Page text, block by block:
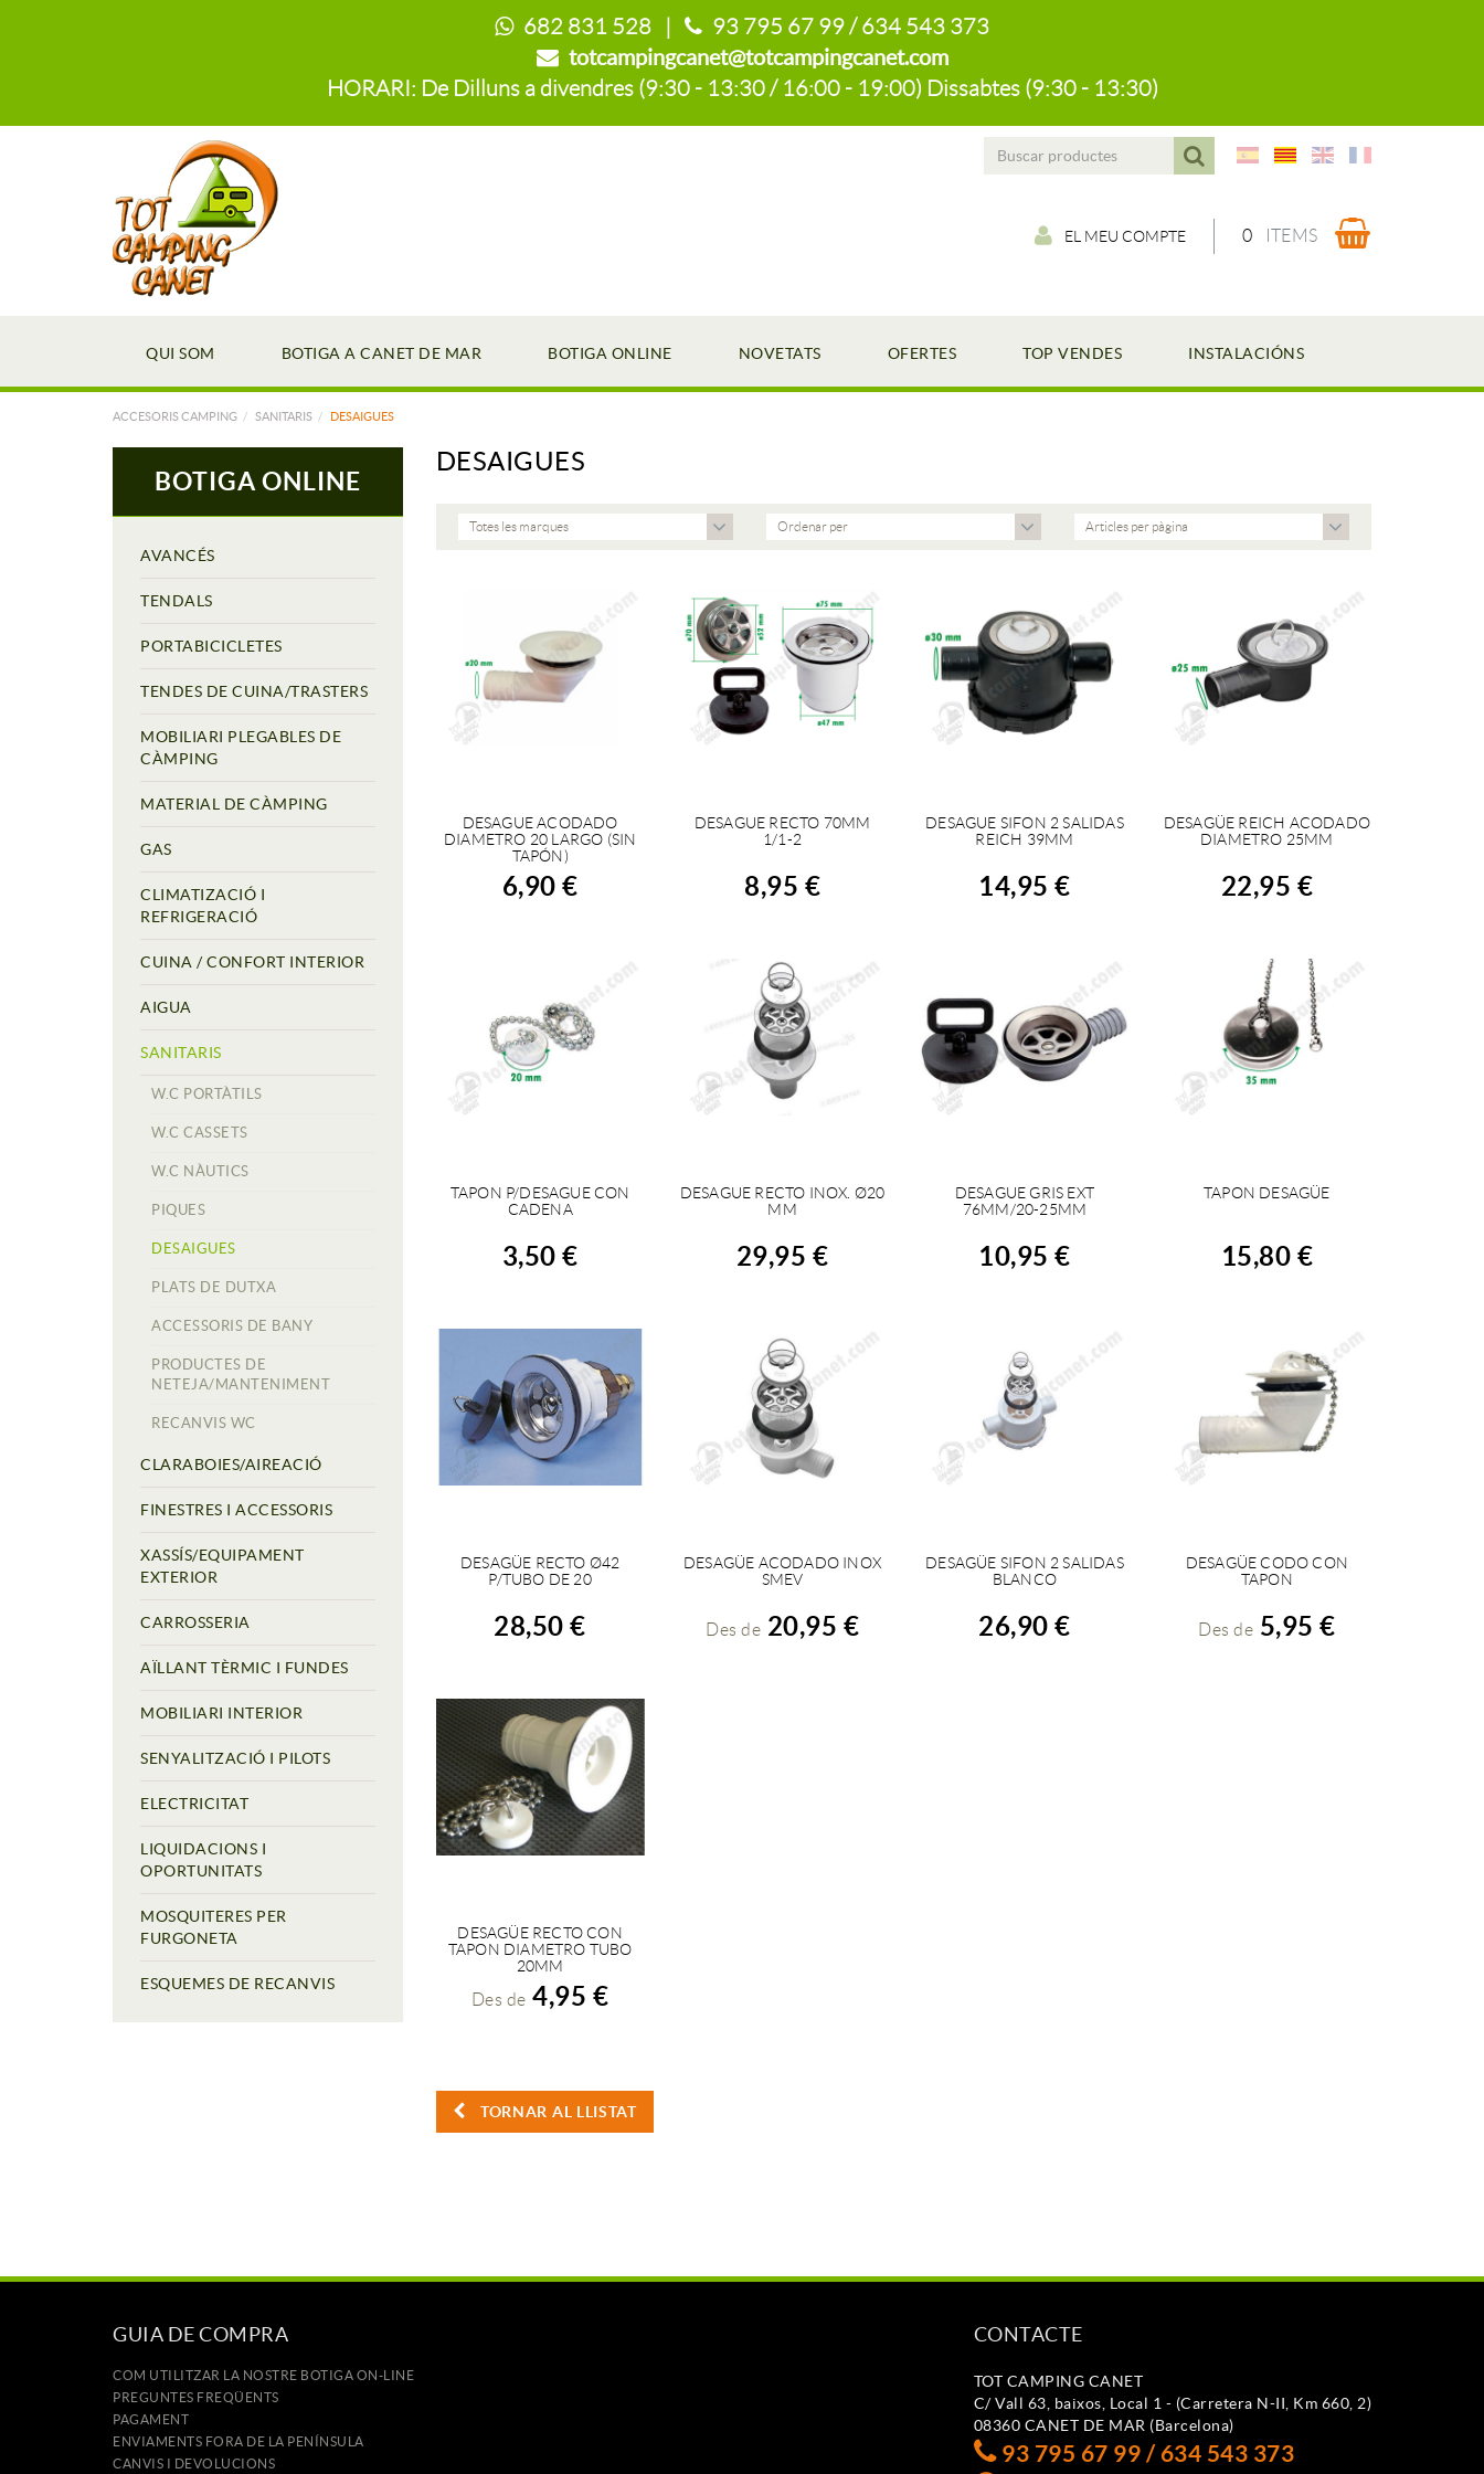
682 831 528 |
93 795 67 99 / 634 543 373
totcampingcanet@totcampingcanet.com
HORARI: De Dilluns a divendres (9:30 - 13:30 / 16:00 - 19:00) Dissabtes (9:30 - 13:30)
EL MEU COMPTE 0 ITEMS
QUI SOM BOTIGA A CANET DE MAR BOTIGA ONLINE NOVETATS OFERTES TOP VENDES INSTALACIÓNS
ACCESORIS CAMPING SANITARIS DESAIGUES
BOTIGA ONLINE
AVANCÉS
TENDALS
PORTABICICLETES
TENDES DE CUINA/TRASTERS
MOBILIARI PLEGABLES DE
CÀMPING
MATERIAL DE CÀMPING
GAS
CLIMATIZACIÓ I
REFRIGERACIÓ
CUINA / CONFORT INTERIOR
AIGUA
SANITARIS
W.C PORTÀTILS
W.C CASSETS
W.C NÀUTICS
PIQUES
DESAIGUES
PLATS DE DUTXA
ACCESSORIS DE BANY
PRODUCTES DE
NETEJA/MANTENIMENT
RECANVIS WC
CLARABOIES/AIREACIÓ
FINESTRES I ACCESSORIS
XASSÍS/EQUIPAMENT
EXTERIOR
CARROSSERIA
AÏLLANT TÈRMIC I FUNDES
MOBILIARI INTERIOR
SENYALITZACIÓ I PILOTS
ELECTRICITAT
LIQUIDACIONS I
OPORTUNITATS
MOSQUITERES PER
FURGONETA
ESQUEMES DE RECANVIS
DESAIGUES
Totes les marques Ordenar per Articles per pàgina
COMPRAR
DESAGUE ACODADO
DIAMETRO 20 LARGO (SIN
TAPÓN)
6,90 €
COMPRAR
DESAGUE RECTO 70MM
1/1-2
8,95 €
COMPRAR
DESAGUE SIFON 2 SALIDAS
REICH 39MM
14,95 €
COMPRAR
DESAGÜE REICH ACODADO
DIAMETRO 25MM
22,95 €
COMPRAR
TAPON P/DESAGUE CON
CADENA
3,50 €
COMPRAR
DESAGUE RECTO INOX. Ø20
MM
29,95 €
COMPRAR
DESAGUE GRIS EXT
76MM/20-25MM
10,95 €
COMPRAR
TAPON DESAGÜE
15,80 €
COMPRAR
DESAGÜE RECTO Ø42
P/TUBO DE 20
28,50 €
VEURE DETALLS
DESAGÜE ACODADO INOX
SMEV
Des de 20,95 €
COMPRAR
DESAGÜE SIFON 2 SALIDAS
BLANCO
26,90 €
VEURE DETALLS
DESAGÜE CODO CON
TAPON
Des de 5,95 €
VEURE DETALLS
DESAGÜE RECTO CON
TAPON DIAMETRO TUBO
20MM
Des de 4,95 €
TORNAR AL LLISTAT
GUIA DE COMPRA
COM UTILITZAR LA NOSTRE BOTIGA ON-LINE
PREGUNTES FREQÜENTS
PAGAMENT
ENVIAMENTS FORA DE LA PENÍNSULA
CANVIS I DEVOLUCIONS
CONTACTE
TOT CAMPING CANET
C/ Vall 63, baixos, Local 1 - (Carretera N-II, Km 660, 2)
08360 CANET DE MAR (Barcelona)
93 795 67 99 / 634 543 373